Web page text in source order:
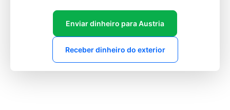
Enviar dinheiro para Austria
Receber dinheiro do exterior